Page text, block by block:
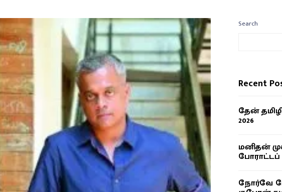
Search
Recent
தேன்
2026
மனிதன்
நோர்வே